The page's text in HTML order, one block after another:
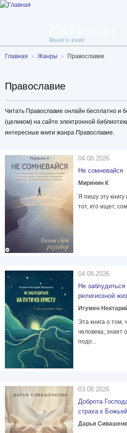
Много книг
Главная Жанры Православие
Православие
Читать Православие онлайн бесплатно и
(целиком) на сайте электронной
интересные книги жанра Православие.
04.08.2026
Не сомневайся
Мирянин К
Я пишу эту
тот, кто ищет,
04.08.2026
Не
религиозной
Игумен
Эта книга о том,
человека, знает
подо...
03.08.2026
Доброта
страха к
Дарья